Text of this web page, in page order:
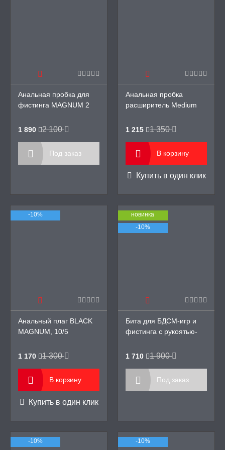
Анальная пробка для
фистинга MAGNUM 2
1 890
2 100
Под заказ
Анальная пробка
расширитель Medium
1 215
1 350
В корзину
Купить в один клик
-10%
Анальный плаг BLACK
MAGNUM, 10/5
1 170 1 300
В корзину
Купить в один клик
новинка
-10%
Бита для БДСМ-игр и
фистинга с рукоятью-
1 710
1 900
Под заказ
-10% -10%